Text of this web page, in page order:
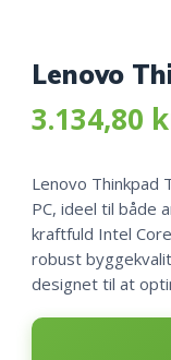
Lenovo
Original
price
3.688,00 kr..
3.134,80
Current
price
3.134,80 kr..
Lenovo Thinkpad
PC, ideel til både
kraftfuld Intel
robust
designet til at
Lenovo